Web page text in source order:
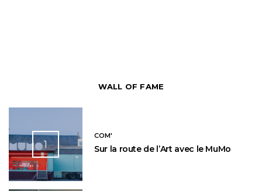
WALL OF FAME
1
COM'
Sur la route de l’Art avec le MuMo